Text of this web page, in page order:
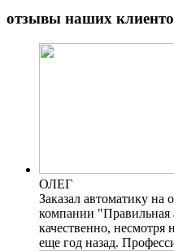
отзывы наших
ОЛЕГ
Заказал автоматику
компании "Правильная
качественно, несмотря
еще год назад.